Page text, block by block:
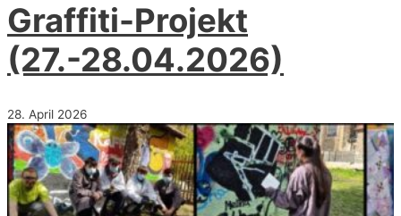
(11.
Mai
2026)
Graffiti-Projekt
(27.-28.04.2026)
28. April 2026